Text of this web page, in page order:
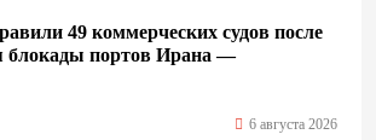
49 коммерческих судов после
блокады портов Ирана —
6 августа 2026